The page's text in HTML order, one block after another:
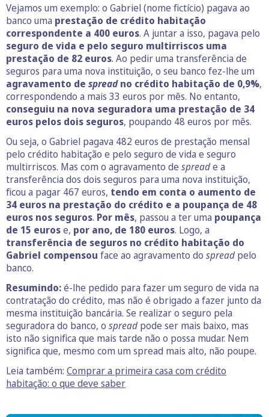
Vejamos um exemplo: o Gabriel (nome fictício) pagava ao
banco uma prestação de crédito habitação
correspondente a 400 euros. A juntar a isso, pagava pelo
seguro de vida e pelo seguro multirriscos uma
prestação de 82 euros. Ao pedir uma transferência de
seguros para uma nova instituição, o seu banco fez-lhe um
agravamento de spreadno crédito habitação de 0,9%,
correspondendo a mais 33 euros por mês. No entanto,
conseguiu na nova seguradora uma prestação de 34
euros pelos dois seguros, poupando 48 euros por mês.
Ou seja, o Gabriel pagava 482 euros de prestação mensal
pelo crédito habitação e pelo seguro de vida e seguro
multirriscos. Mas com o agravamento de spreade a
transferência dos dois seguros para uma nova instituição,
ficou a pagar 467 euros, tendo em conta o aumento de
34 euros na prestação do crédito e a poupança de 48
euros nos seguros. Por mês, passou a ter uma poupança
de 15 eurose, por ano, de 180 euros. Logo, a
transferência de seguros no crédito habitação do
Gabriel compensou face ao agravamento do spread pelo
banco.
Resumindo:é-lhe pedido para fazer um seguro de vida na
contratação do crédito, mas não é obrigado a fazer junto da
mesma instituição bancária. Se realizar o seguro pela
seguradora do banco, o spread pode ser mais baixo, mas
isto não significa que mais tarde não o possa mudar. Nem
significa que, mesmo com um spread mais alto, não poupe.
Leia também: Comprar a primeira casa com crédito
habitação: o que deve saber